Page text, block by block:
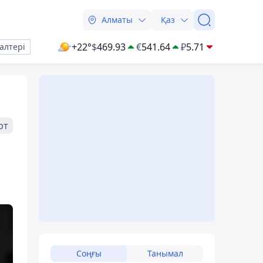
Алматы Қаз
+22°$469.93 €541.64 ₽5.71
Соңғы Танымал